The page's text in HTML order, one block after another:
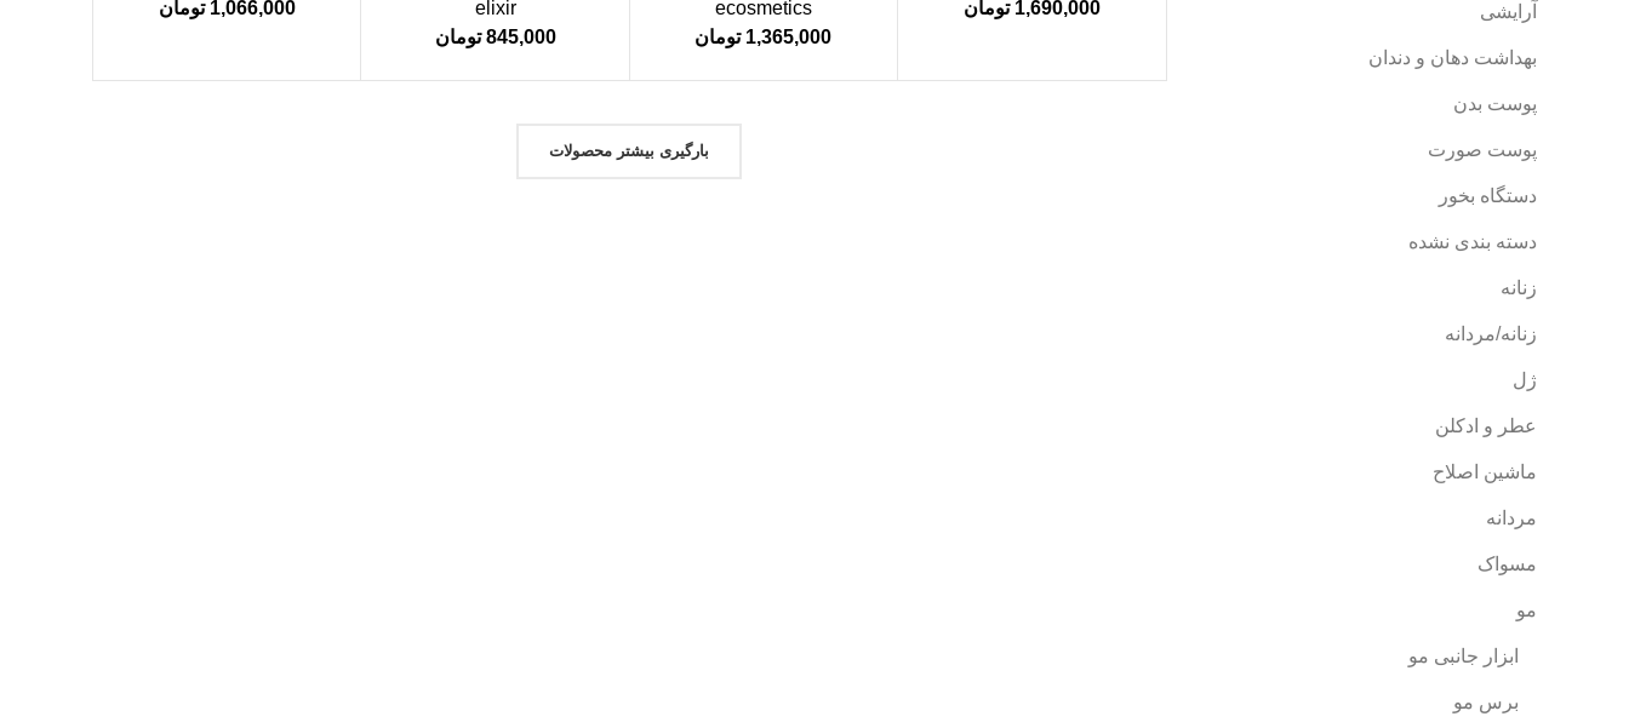
آرایشی
بهداشت دهان و دندان
پوست بدن
پوست صورت
دستگاه بخور
دسته بندی نشده
زنانه
زنانه/مردانه
ژل
عطر و ادکلن
ماشین اصلاح
مردانه
مسواک
مو
ابزار جانبی مو
برس مو
1,690,000 تومان
ecosmetics
1,365,000 تومان
elixir
845,000 تومان
1,066,000 تومان
بارگیری بیشتر محصولات